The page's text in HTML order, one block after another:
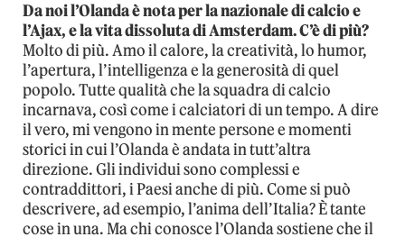
Da noi l’Olanda è nota per la nazionale di calcio e
l’Ajax, e la vita dissoluta di Amsterdam. C’è di più?
Molto di più. Amo il calore, la creatività, lo humor,
l’apertura, l’intelligenza e la generosità di quel
popolo. Tutte qualità che la squadra di calcio
incarnava, così come i calciatori di un tempo. A dire
il vero, mi vengono in mente persone e momenti
storici in cui l’Olanda è andata in tutt’altra
direzione. Gli individui sono complessi e
contraddittori, i Paesi anche di più. Come si può
descrivere, ad esempio, l’anima dell’Italia? È tante
cose in una. Ma chi conosce l’Olanda sostiene che il